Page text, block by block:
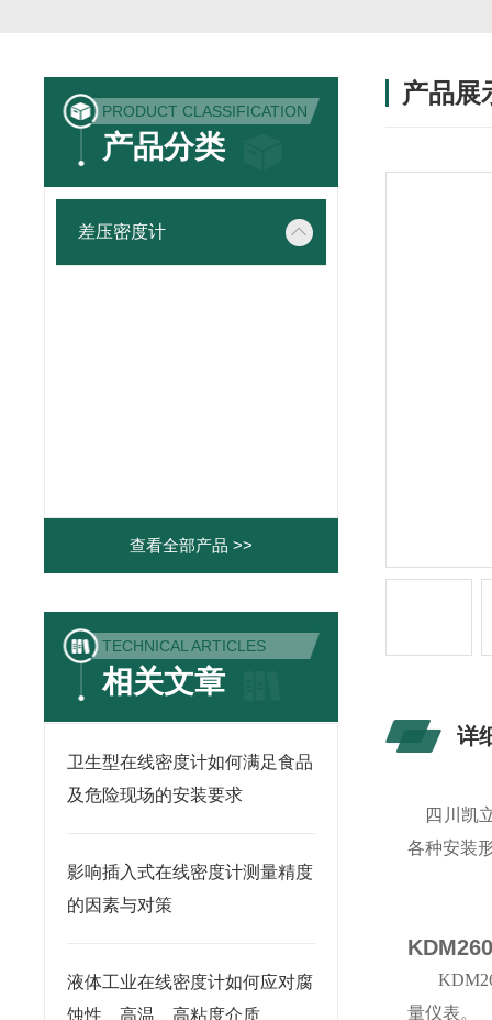
PRODUCT CLASSIFICATION
产品分类
差压密度计
查看全部产品 >>
TECHNICAL ARTICLES
相关文章
卫生型在线密度计如何满足食品
及危险现场的安装要求
影响插入式在线密度计测量精度
的因素与对策
液体工业在线密度计如何应对腐
蚀性、高温、高粘度介质
产品展
详
四川凯
各种安装
量仪表。